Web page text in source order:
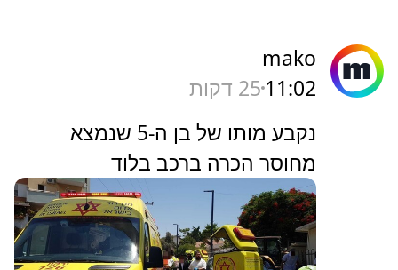
mako
11:02 25 דקות
נקבע מותו של בן ה-5 שנמצא
מחוסר הכרה ברכב בלוד